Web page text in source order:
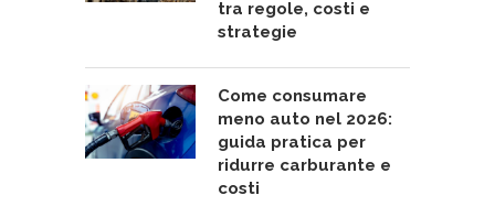
tra regole, costi e
strategie
Come consumare
meno auto nel 2026:
guida pratica per
ridurre carburante e
costi